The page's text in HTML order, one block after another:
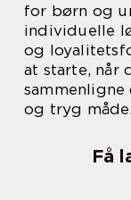
for børn og
individuelle
og
at starte, når
og tryg måde.
Få